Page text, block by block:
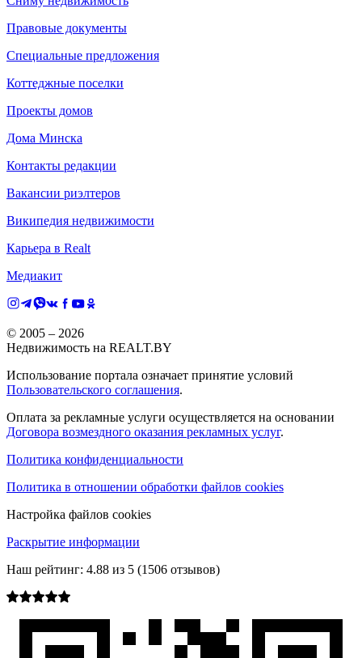
Правовые документы
Специальные предложения
Коттеджные поселки
Проекты домов
Дома Минска
Контакты редакции
Вакансии риэлтеров
Википедия недвижимости
Карьера в Realt
Медиакит
© 2005 – 2026
Недвижимость на REALT.BY
Использование портала означает принятие условий
Пользовательского соглашения.
Оплата за рекламные услуги осуществляется на основании
Договора возмездного оказания рекламных услуг.
Политика конфиденциальности
Политика в отношении обработки файлов cookies
Настройка файлов cookies
Раскрытие информации
Наш рейтинг: 4.88 из 5 (1506 отзывов)